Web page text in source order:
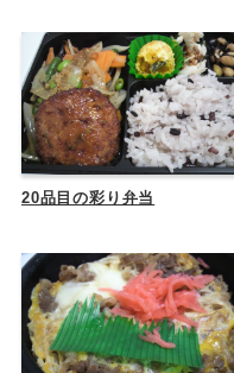
20品目の彩り弁当